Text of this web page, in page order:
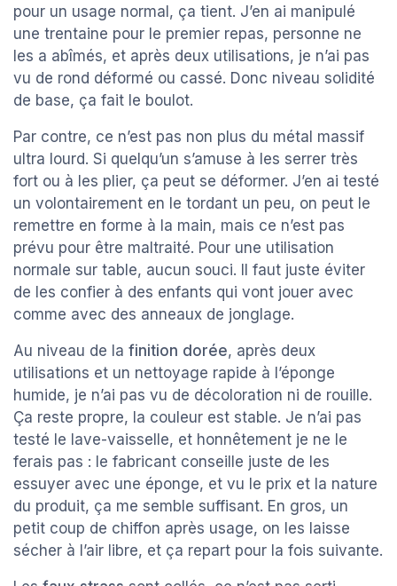
pour un usage normal, ça tient. J’en ai manipulé
une trentaine pour le premier repas, personne ne
les a abîmés, et après deux utilisations, je n’ai pas
vu de rond déformé ou cassé. Donc niveau solidité
de base, ça fait le boulot.
Par contre, ce n’est pas non plus du métal massif
ultra lourd. Si quelqu’un s’amuse à les serrer très
fort ou à les plier, ça peut se déformer. J’en ai testé
un volontairement en le tordant un peu, on peut le
remettre en forme à la main, mais ce n’est pas
prévu pour être maltraité. Pour une utilisation
normale sur table, aucun souci. Il faut juste éviter
de les confier à des enfants qui vont jouer avec
comme avec des anneaux de jonglage.
Au niveau de la finition dorée, après deux
utilisations et un nettoyage rapide à l’éponge
humide, je n’ai pas vu de décoloration ni de rouille.
Ça reste propre, la couleur est stable. Je n’ai pas
testé le lave-vaisselle, et honnêtement je ne le
ferais pas : le fabricant conseille juste de les
essuyer avec une éponge, et vu le prix et la nature
du produit, ça me semble suffisant. En gros, un
petit coup de chiffon après usage, on les laisse
sécher à l’air libre, et ça repart pour la fois suivante.